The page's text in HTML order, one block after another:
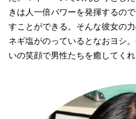
きは人一倍パワーを発揮するの
すことができる。そんな彼女の
ネギ塩がのっているとなおヨシ
いの笑顔で男性たちを癒してくれ